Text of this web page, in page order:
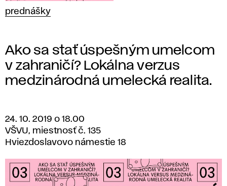
prednášky
Ako sa stať úspešným umelcom
v zahraničí? Lokálna verzus
medzinárodná umelecká realita.
24. 10. 2019 o 18.00
VŠVU, miestnosť č. 135
Hviezdoslavovo námestie 18